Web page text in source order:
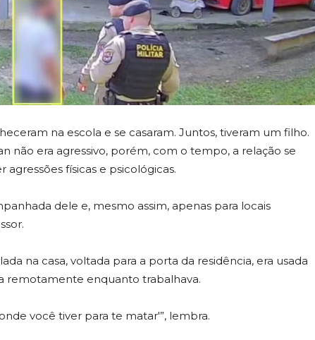
na escola e se casaram. Juntos, tiveram um filho.
não era agressivo, porém, com o tempo, a relação se
físicas e psicológicas.
dele e, mesmo assim, apenas para locais
na casa, voltada para a porta da residência, era usada
remotamente enquanto trabalhava.
você tiver para te matar'”, lembra.